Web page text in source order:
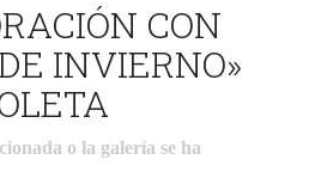
CON
INVIERNO»
o la galería se ha